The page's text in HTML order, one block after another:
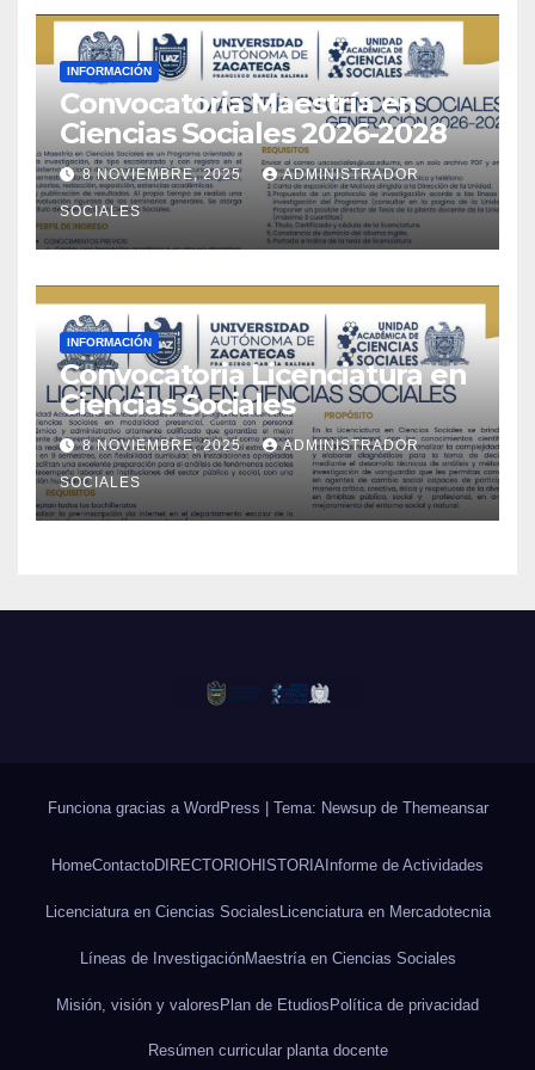
INFORMACIÓN
Convocatoria Maestría en
Ciencias Sociales 2026-2028
8 NOVIEMBRE, 2025 ADMINISTRADOR
SOCIALES
INFORMACIÓN
Convocatoria Licenciatura en
Ciencias Sociales
8 NOVIEMBRE, 2025 ADMINISTRADOR
SOCIALES
Funciona gracias a WordPress Tema: Newsup de Themeansar
HomeContactoDIRECTORIOHISTORIA Informe de Actividades
Licenciatura en Ciencias Sociales Licenciatura en Mercadotecnia
Líneas de InvestigaciónMaestría en Ciencias Sociales
Misión, visión y valoresPlan de EtudiosPolítica de privacidad
Resúmen curricular planta docente